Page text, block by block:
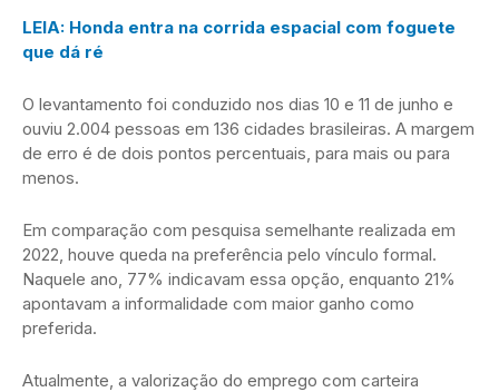
LEIA: Honda entra na corrida espacial com foguete
que dá ré
O levantamento foi conduzido nos dias 10 e 11 de junho e
ouviu 2.004 pessoas em 136 cidades brasileiras. A margem
de erro é de dois pontos percentuais, para mais ou para
menos.
Em comparação com pesquisa semelhante realizada em
2022, houve queda na preferência pelo vínculo formal.
Naquele ano, 77% indicavam essa opção, enquanto 21%
apontavam a informalidade com maior ganho como
preferida.
Atualmente, a valorização do emprego com carteira